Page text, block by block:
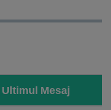
Ultimul Mesaj